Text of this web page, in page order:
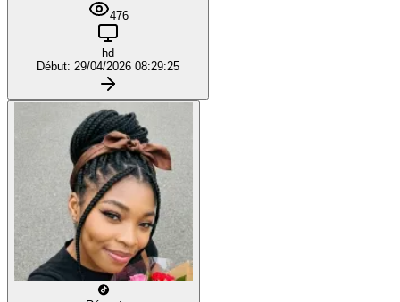
476
hd
Début: 29/04/2026 08:29:25